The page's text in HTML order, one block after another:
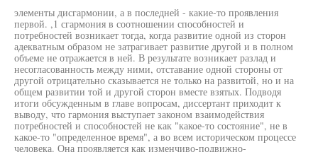
элементы дисгармонии, а в последней - какие-то проявления
первой. ,1 сгармония в соотношении способностей и
потребностей возникает тогда, когда развитие одной из сторон
адекватным образом не затрагивает развитие другой и в полном
объеме не отражается в ней. В результате возникает разлад и
несогласованность между ними, отставание одной стороны от
другой отрицательно сказывается не только на развитой, но и на
общем развитии той и другой сторон вместе взятых. Подводя
итоги обсужденным в главе вопросам, диссертант приходит к
выводу, что гармония выступает законом взаимодействия
потребностей и способностей не как "какое-то состояние", не в
какое-то "определенное время", а во всем историческом процессе
человека. Она проявляется как изменчиво-подвижно-